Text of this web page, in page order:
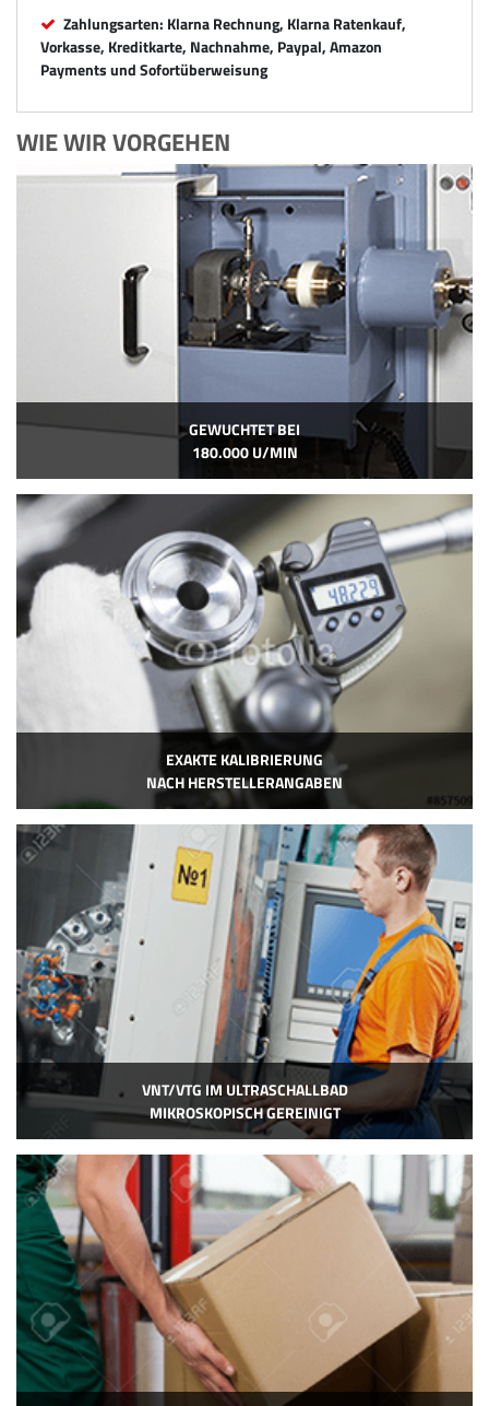
Zahlungsarten: Klarna Rechnung, Klarna Ratenkauf,
Vorkasse, Kreditkarte, Nachnahme, Paypal, Amazon
Payments und Sofortüberweisung
WIE WIR VORGEHEN
GEWUCHTET BEI
180.000 U/MIN
EXAKTE KALIBRIERUNG
NACH HERSTELLERANGABEN
VNT/VTG IM ULTRASCHALLBAD
MIKROSKOPISCH GEREINIGT